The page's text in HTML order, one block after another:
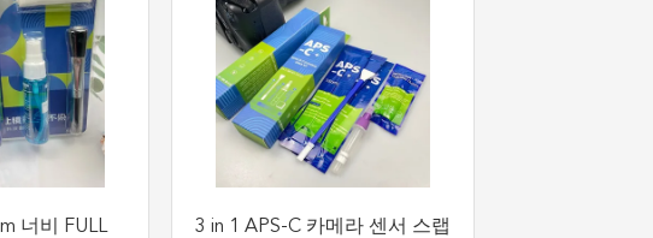
너비 FULL
3 in 1 APS-C 카메라 센서 스랩